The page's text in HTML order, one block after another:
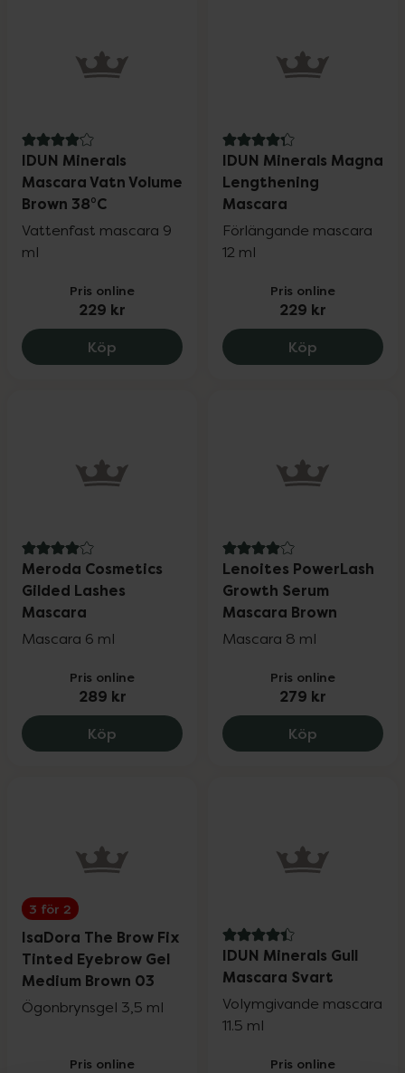
4.1 av 5 i omdöme
IDUN Minerals
Mascara Vatn Volume
Brown 38°C
Vattenfast mascara 9
ml
Pris online
229 kr
Köp IDUN Minerals Mascara Vatn Volume
4.3 av 5 i omdöme
IDUN Minerals Magna
Lengthening
Mascara
Förlängande mascara
12 ml
Pris online
229 kr
Köp IDUN
4 av 5 i omdöme
Meroda Cosmetics
Gilded Lashes
Mascara
Mascara 6 ml
Pris online
289 kr
Köp Meroda Cosmetics Gilded Lashes
4 av 5 i omdöme
Lenoites PowerLash
Growth Serum
Mascara Brown
Mascara 8 ml
Pris online
279 kr
Köp Lenoites
3 för 2
IsaDora The Brow Fix
Tinted Eyebrow Gel
Medium Brown 03
Ögonbrynsgel 3,5 ml
Pris online
4.4 av 5 i omdöme
IDUN Minerals Gull
Mascara Svart
Volymgivande mascara
11.5 ml
Pris online